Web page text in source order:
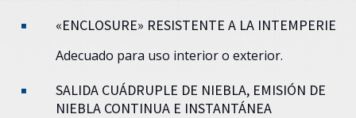
«ENCLOSURE» RESISTENTE A LA INTEMPERIE
Adecuado para uso interior o exterior.
SALIDA CUÁDRUPLE DE NIEBLA, EMISIÓN DE
NIEBLA CONTINUA E INSTANTÁNEA